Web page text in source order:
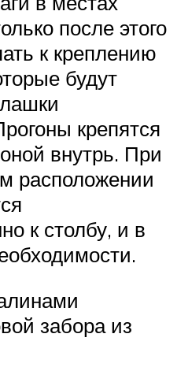
после этого
к креплению
будут
крепятся
внутрь. При
расположении
к столбу, и в
забора из